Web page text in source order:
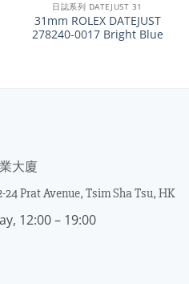
日誌系列 DATEJUST 31
31mm ROLEX DATEJUST
278240-0017 Bright Blue
大廈
Prat Avenue, Tsim Sha Tsu, HK
12:00 – 19:00